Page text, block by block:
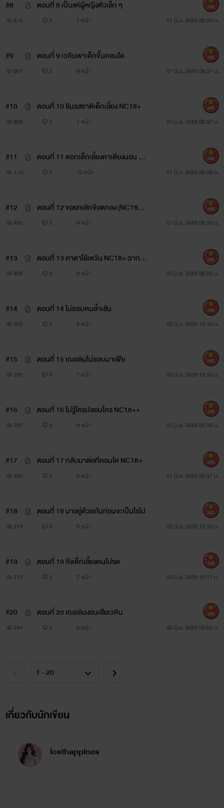
#8 ตอนที่ 8 เป็นแค่ผู้หญิงตัวเล็ก ๆ
810 2 7 หน้า 01 มิ.ย. 2569 06:39 น.
300
#9 ตอนที่ 9 เวคินพาเด็กขึ้นคอนโด
967 2 9 หน้า 01 มิ.ย. 2569 06:37 น.
300
#10 ตอนที่ 10 ชิมรสชาติเด็กเลี้ยง NC18+
866 2 7 หน้า 01 มิ.ย. 2569 06:37 น.
400
#11
ตอนที่ 11 ตอกเด็กเลี้ยงคาเตียงนอน N
C18+
1.1k 3 10 หน้า 01 มิ.ย. 2569 06:38 น.
400
#12
ตอนที่ 12 ขอยกเลิกข้อตกลง (NC18+
นิดหน่อย)
438 0 9 หน้า 01 มิ.ย. 2569 06:38 น.
300
#13
ตอนที่ 13 คาตาไอ้เตวิน NC18+ ฉากดู
408 0 9 หน้า 01 มิ.ย. 2569 06:38 น.
300
#14 ตอนที่ 14 ไม่ชอบคนล้ำเส้น
263 0 8 หน้า 03 มิ.ย. 2569 12:10 น.
300
#15 ตอนที่ 15 เฌอลินไม่ชอบมาเฟีย
291 0 7 หน้า 03 มิ.ย. 2569 12:10 น.
300
#16 ตอนที่ 16 ไม่รู้ใครปลอบใคร NC18++
290 0 9 หน้า 01 มิ.ย. 2569 06:38 น.
400
#17 ตอนที่ 17 กลับมาต่อที่คอนโด NC18+
460 0 9 หน้า 01 มิ.ย. 2569 06:37 น.
400
#18 ตอนที่ 18 มาอยู่ด้วยกันก่อนจะเป็นไรไป
219 0 9 หน้า 03 มิ.ย. 2569 12:10 น.
300
#19 ตอนที่ 19 หึงเด็กเลี้ยงคนโปรด
213 0 7 หน้า 03 มิ.ย. 2569 12:11 น.
300
#20 ตอนที่ 20 เฌอลินงอนเฮียเวคิน
244 0 8 หน้า 05 มิ.ย. 2569 03:50 น.
300
เกี่ยวกับนักเขียน
losthappines